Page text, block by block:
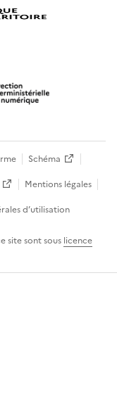
Schéma
Mentions légales
d’utilisation
site sont sous licence